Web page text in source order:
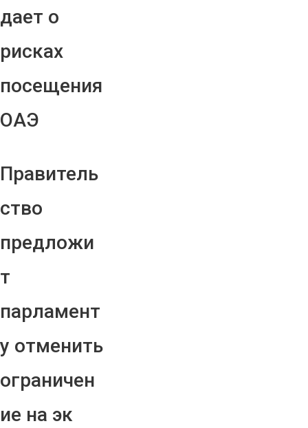
дает о
рисках
посещения
ОАЭ
Правитель
ство
предложи
т
парламент
у отменить
ограничен
ие на эк